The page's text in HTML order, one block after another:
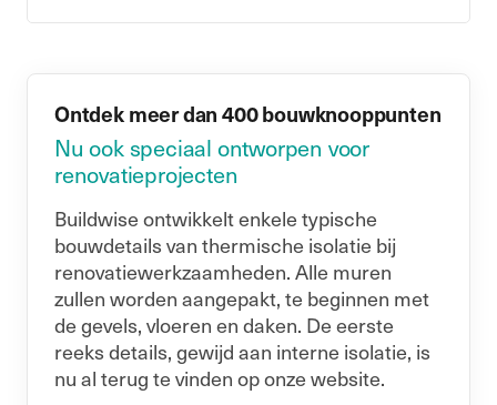
Ontdek meer dan 400 bouwknooppunten
Nu ook speciaal ontworpen voor
renovatieprojecten
Buildwise ontwikkelt enkele typische
bouwdetails van thermische isolatie bij
renovatiewerkzaamheden. Alle muren
zullen worden aangepakt, te beginnen met
de gevels, vloeren en daken. De eerste
reeks details, gewijd aan interne isolatie, is
nu al terug te vinden op onze website.